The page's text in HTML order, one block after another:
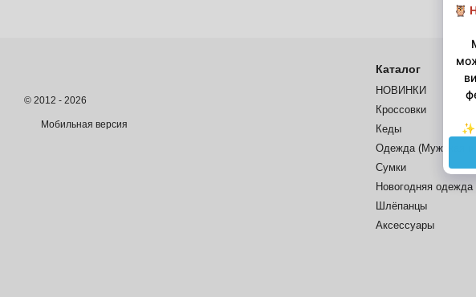
© 2012 - 2026
Мобильная версия
Каталог
НОВИНКИ
Кроссовки
Кеды
Одежда (Мужская и
Сумки
Новогодняя одежда
Шлёпанцы
Аксессуары